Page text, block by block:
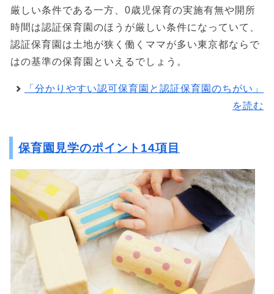
厳しい条件である一方、0歳児保育の実施有無や開所
時間は認証保育園のほうが厳しい条件になっていて、
認証保育園は土地が狭く働くママが多い東京都ならで
はの基準の保育園といえるでしょう。
「分かりやすい認可保育園と認証保育園のちがい」
を読む
保育園見学のポイント14項目